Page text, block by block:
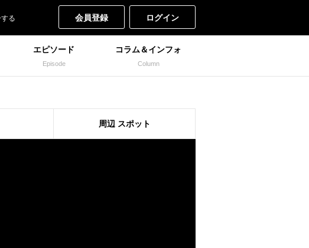
会員登録 ログイン
エピソード
Episode
コラム＆インフォ
Column
周辺 スポット